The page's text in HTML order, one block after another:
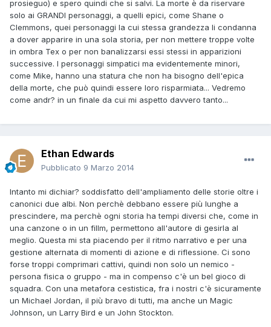
prosieguo) e spero quindi che si salvi. La morte è da riservare
solo ai GRANDI personaggi, a quelli epici, come Shane o
Clemmons, quei personaggi la cui stessa grandezza li condanna
a dover apparire in una sola storia, per non mettere troppe volte
in ombra Tex o per non banalizzarsi essi stessi in apparizioni
successive. I personaggi simpatici ma evidentemente minori,
come Mike, hanno una statura che non ha bisogno dell'epica
della morte, che può quindi essere loro risparmiata... Vedremo
come andr? in un finale da cui mi aspetto davvero tanto...
Ethan Edwards
Pubblicato 9 Marzo 2014
Intanto mi dichiar? soddisfatto dell'ampliamento delle storie oltre i
canonici due albi. Non perchè debbano essere più lunghe a
prescindere, ma perchè ogni storia ha tempi diversi che, come in
una canzone o in un fillm, permettono all'autore di gesirla al
meglio. Questa mi sta piacendo per il ritmo narrativo e per una
gestione alternata di momenti di azione e di riflessione. Ci sono
forse troppi comprimari cattivi, quindi non solo un nemico -
persona fisica o gruppo - ma in compenso c'è un bel gioco di
squadra. Con una metafora cestistica, fra i nostri c'è sicuramente
un Michael Jordan, il più bravo di tutti, ma anche un Magic
Johnson, un Larry Bird e un John Stockton.